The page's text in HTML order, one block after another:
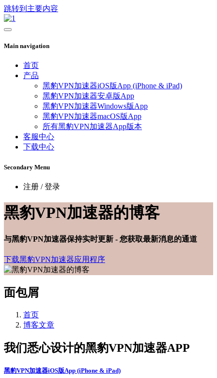
跳转到主要内容
Main navigation
首页
产品
黑豹VPN加速器iOS版App (iPhone & iPad)
黑豹VPN加速器安卓版App
黑豹VPN加速器Windows版App
黑豹VPN加速器macOS版App
所有黑豹VPN加速器App版本
客服中心
下载中心
Secondary Menu
注册 / 登录
黑豹VPN加速器的博客
与黑豹VPN加速器保持实时更新 - 您获取最新消息的通道
下载黑豹VPN加速器应用程序
面包屑
首页
博客文章
我们悉心设计的黑豹VPN加速器APP
黑豹VPN加速器iOS版App (iPhone & iPad)